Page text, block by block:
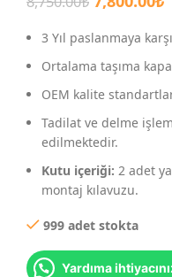
3 Yıl paslanmaya
Ortalama taşıma
OEM kalite
Tadilat ve delme
edilmektedir.
Kutu içeriği: 2 adet
montaj kılavuzu.
999 adet stokta
Yardıma